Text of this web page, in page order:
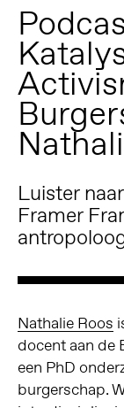
Luister
Framer
Nathalie Roos
docent aan de
een PhD
burgerschap.